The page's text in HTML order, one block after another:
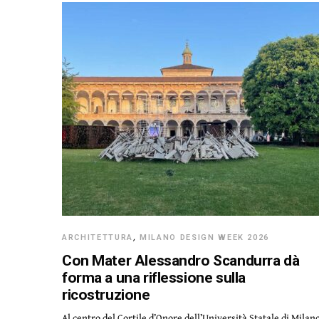
ARCHITETTURA,MILANO DESIGN WEEK 2026
Con Mater Alessandro Scandurra dà
forma a una riflessione sulla
ricostruzione